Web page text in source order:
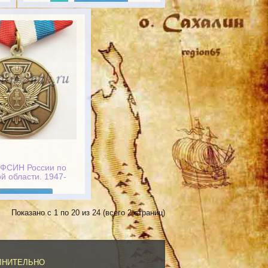
России по
области. 1947-
Показано с 1 по 20 из 24 (всего 2 страниц)